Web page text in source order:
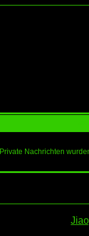
Private Nachrichten